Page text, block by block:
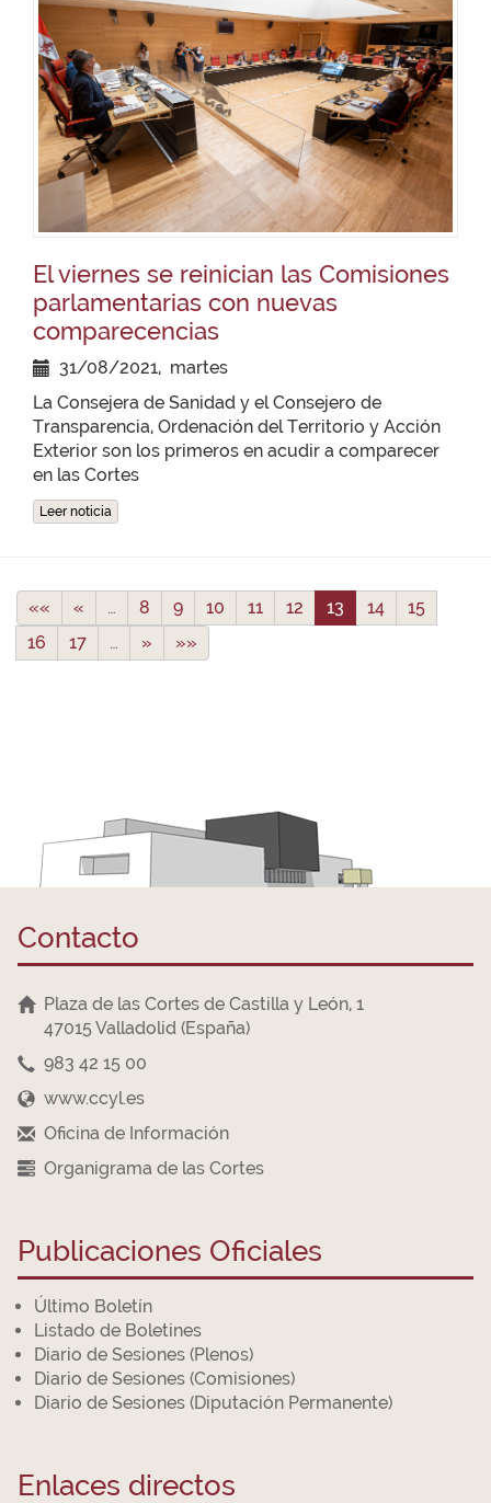
El viernes se reinician las Comisiones
parlamentarias con nuevas
comparecencias
31/08/2021, martes
La Consejera de Sanidad y el Consejero de
Transparencia, Ordenación del Territorio y Acción
Exterior son los primeros en acudir a comparecer
en las Cortes
Leer noticia
«« « … 8 9 10 11 12 13 14
15
16
17 … » »»
Contacto
Plaza de las Cortes de Castilla y León, 1
47015 Valladolid (España)
983 42 15 00
www.ccyl.es
Oficina de Información
Organigrama de las Cortes
Publicaciones Oficiales
Último Boletín
Listado de Boletines
Diario de Sesiones (Plenos)
Diario de Sesiones (Comisiones)
Diario de Sesiones (Diputación Permanente)
Enlaces directos